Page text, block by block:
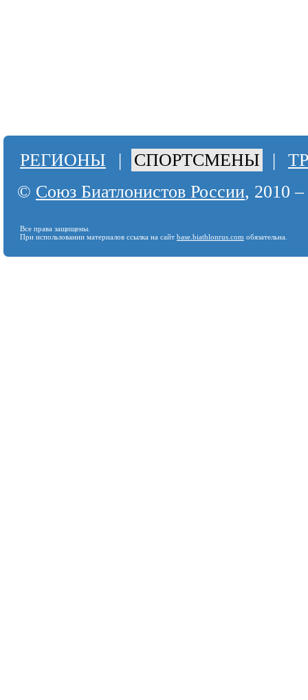
РЕГИОНЫ | СПОРТСМЕНЫ |
© Союз Биатлонистов России, 2010
Все права защищены.
При использовании материалов ссылка на сайт base.biathlonrus.com обязательна.